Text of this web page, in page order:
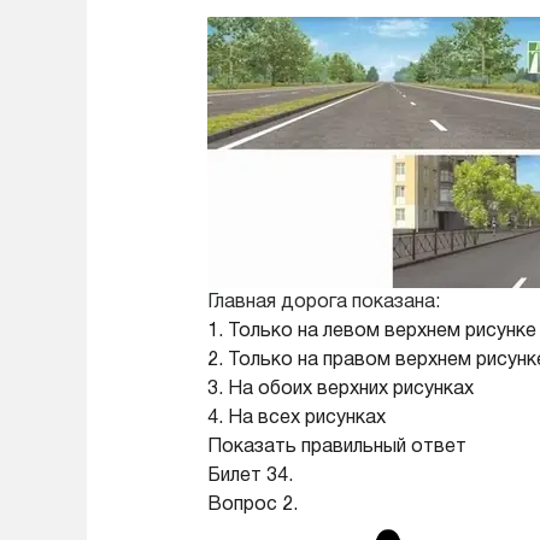
Главная дорога показана:
1. Только на левом верхнем рисунке
2. Только на правом верхнем
3. На обоих верхних рисунках
4. На всех рисунках
Показать правильный ответ
Билет 34.
Вопрос 2.